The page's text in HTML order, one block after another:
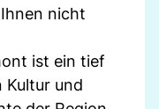
nicht
ist ein tief
Kultur und